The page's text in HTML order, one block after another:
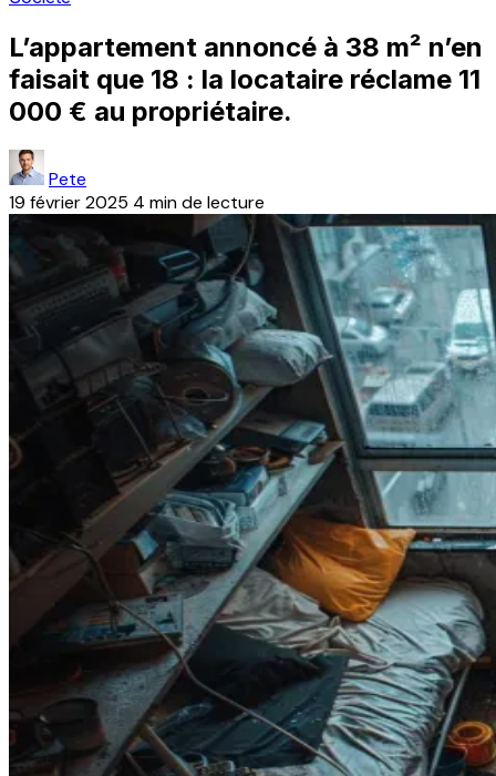
L’appartement annoncé à 38 m² n’en
faisait que 18 : la locataire réclame 11
000 € au propriétaire.
Pete
19 février 2025 4 min de lecture